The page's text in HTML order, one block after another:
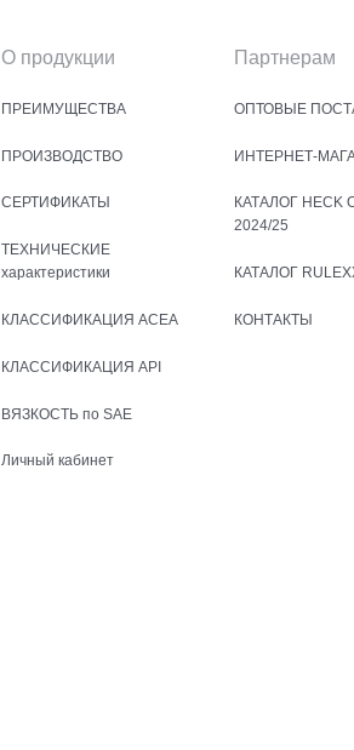
О продукции
ПРЕИМУЩЕСТВА
ПРОИЗВОДСТВО
СЕРТИФИКАТЫ
ТЕХНИЧЕСКИЕ
характеристики
КЛАССИФИКАЦИЯ ACEA
КЛАССИФИКАЦИЯ API
ВЯЗКОСТЬ по SAE
Личный кабинет
Партнерам
ОПТОВЫЕ
ИНТЕРНЕТ-
КАТАЛОГ HECK
2024/25
КАТАЛОГ
КОНТАКТЫ